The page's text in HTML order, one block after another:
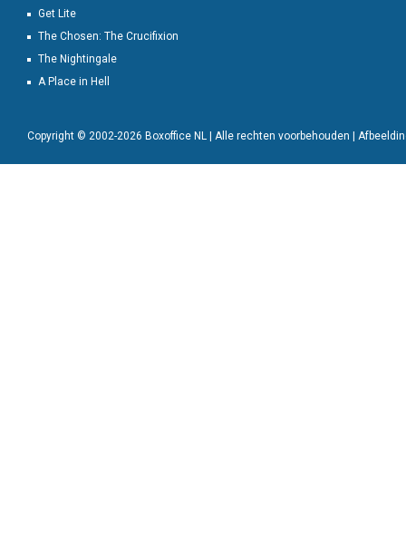
Get Lite
The Chosen: The Crucifixion
The Nightingale
A Place in Hell
Copyright © 2002-2026 Boxoffice NL | Alle rechten voorbehouden |